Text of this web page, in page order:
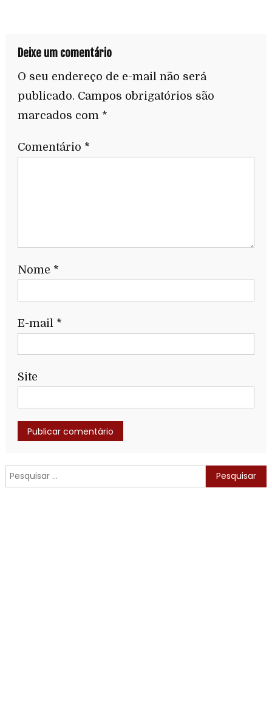
Deixe um comentário
O seu endereço de e-mail não será
publicado. Campos obrigatórios são
marcados com *
Comentário *
Nome *
E-mail *
Site